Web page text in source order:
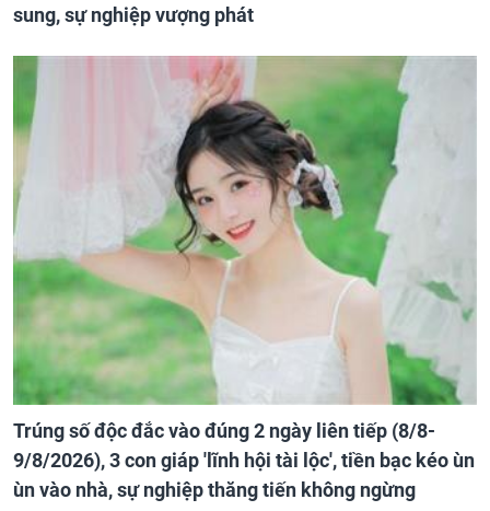
sung, sự nghiệp vượng phát
Trúng số độc đắc vào đúng 2 ngày liên tiếp (8/8-
9/8/2026), 3 con giáp 'lĩnh hội tài lộc', tiền bạc kéo ùn
ùn vào nhà, sự nghiệp thăng tiến không ngừng